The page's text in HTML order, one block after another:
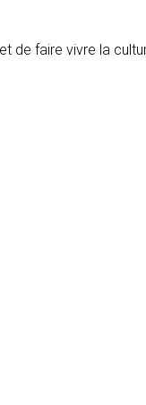
de faire vivre la